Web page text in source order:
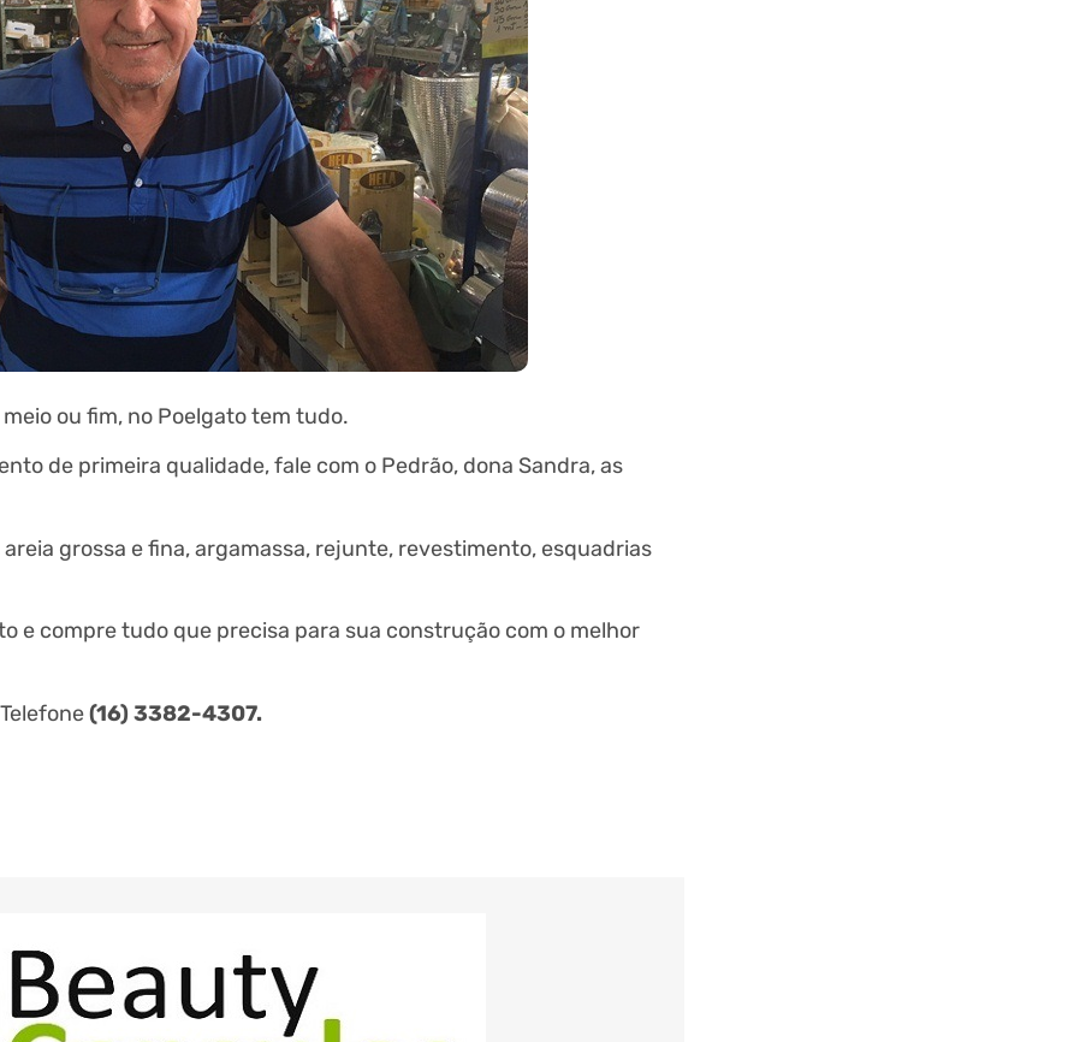
ou fim, no Poelgato tem tudo.
de primeira qualidade, fale com o Pedrão, dona Sandra, as
grossa e fina, argamassa, rejunte, revestimento, esquadrias
e compre tudo que precisa para sua construção com o melhor
(16) 3382-4307.